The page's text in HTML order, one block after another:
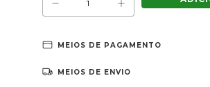
MEIOS DE PAGAMENTO
MEIOS DE ENVIO